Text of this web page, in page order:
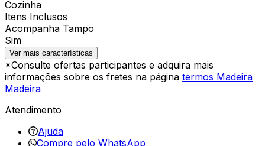
Cozinha
Itens Inclusos
Acompanha Tampo
Sim
Ver mais características
*Consulte ofertas participantes e adquira mais
informações sobre os fretes na página termos Madeira
Madeira
Atendimento
Ajuda
Compre pelo WhatsApp